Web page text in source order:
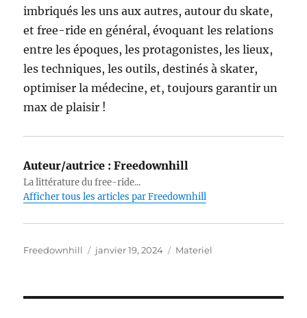
imbriqués les uns aux autres, autour du skate,
et free-ride en général, évoquant les relations
entre les époques, les protagonistes, les lieux,
les techniques, les outils, destinés à skater,
optimiser la médecine, et, toujours garantir un
max de plaisir !
Auteur/autrice : Freedownhill
La littérature du free-ride...
Afficher tous les articles par Freedownhill
Auteur
Freedownhill
Publié
janvier 19, 2024 Catégories
Materiel